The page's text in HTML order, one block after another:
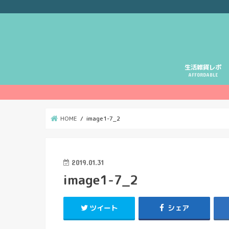
生活雑貨レポ
AFFORDABLE
HOME image1-7_2
2019.01.31
image1-7_2
ツイート シェア